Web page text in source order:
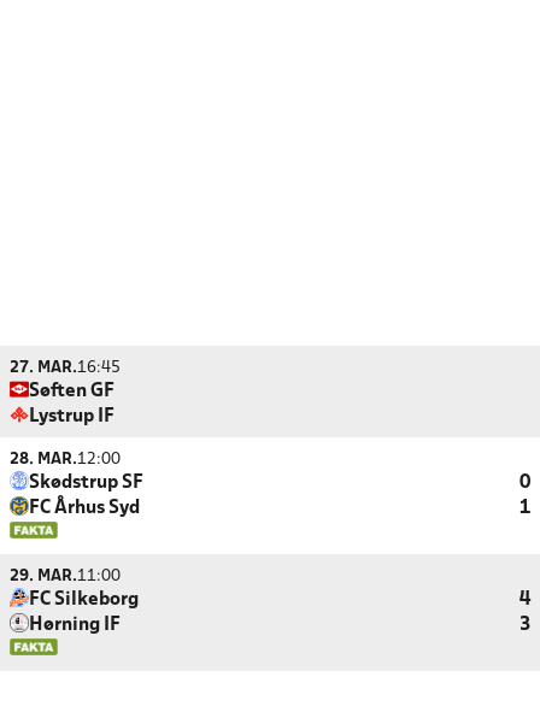
27. MAR.16:45
Søften GF
Lystrup IF
28. MAR.12:00
Skødstrup SF
0
FC Århus Syd
1
29. MAR.11:00
FC Silkeborg
4
Hørning IF
3